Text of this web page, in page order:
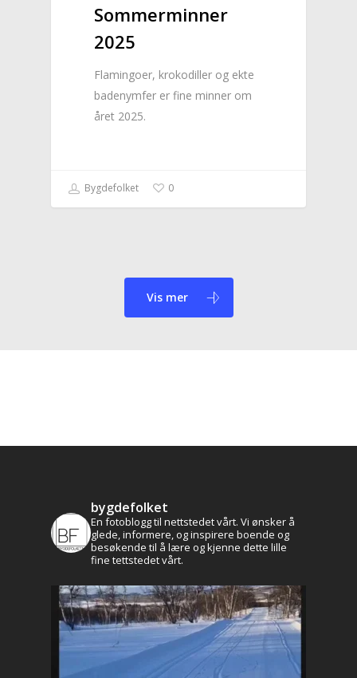
Sommerminner
2025
Flamingoer, krokodiller og ekte
badenymfer er fine minner om
året 2025.
Bygdefolket 0
Vis mer
bygdefolket
En fotoblogg til nettstedet vårt. Vi ønsker å
glede, informere, og inspirere boende og
besøkende til å lære og kjenne dette lille
fine tettstedet vårt.